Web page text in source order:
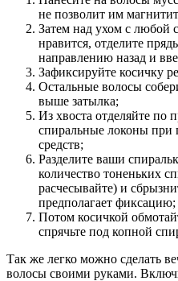
не позволит им
Затем над ухом с любой
нравится, отделите
направлению назад и
Зафиксируйте косичку
Остальные волосы
выше затылка;
Из хвоста отделяйте по
спиральные локоны
средств;
Разделите ваши
количество тоненьких
расчесывайте) и
предполагает фиксацию;
Потом косичкой
спрячьте под копной
Так же легко можно сделать
волосы своими руками.